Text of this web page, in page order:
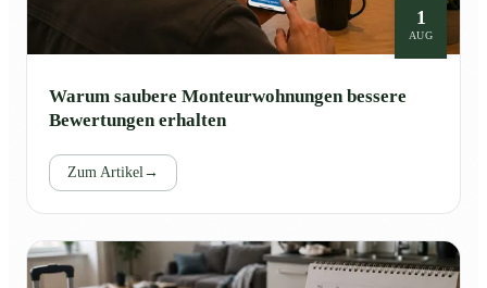
1
AUG
Warum saubere Monteurwohnungen bessere
Bewertungen erhalten
Zum Artikel→